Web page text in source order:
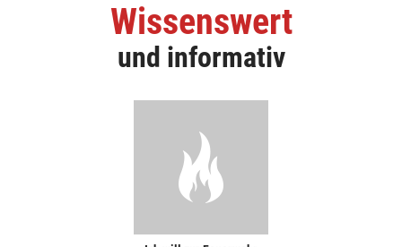
Wissenswert
und informativ